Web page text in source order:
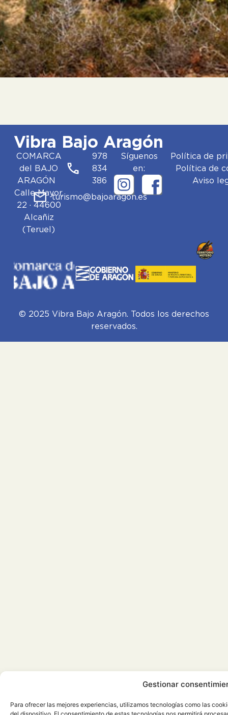
Gestionar
Para ofrecer las mejores experiencias, utilizamos tecnologías como las
Vibra Bajo Aragón
COMARCA
del BAJO
ARAGÓN
Calle Mayor,
22 · 44600
Alcañiz
(Teruel)
978
834
386
turismo@bajoaragon.es
Síguenos
en:
Política de
Política de
Aviso
© 2025 Vibra Bajo Aragón. Todos los derechos
reservados.